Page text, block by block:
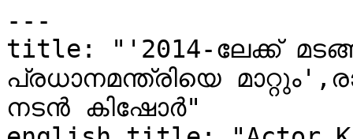
---
title: "'2014-ലേക്ക്
പ്രധാനമന്ത്രിയെ
നടൻ കിഷോർ"